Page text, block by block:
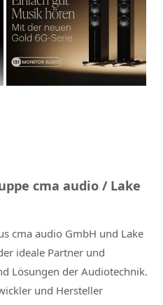
cma audio / Lake
cma audio GmbH und Lake
ideale Partner und
Lösungen der Audiotechnik.
und Hersteller